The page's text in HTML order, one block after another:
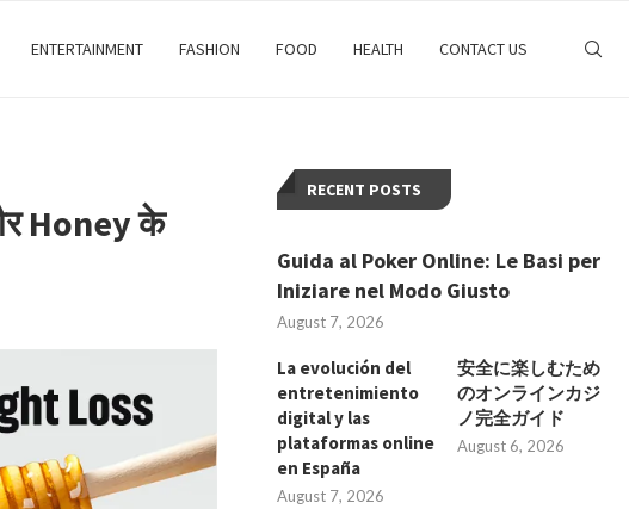
ENTERTAINMENT FASHION FOOD HEALTH CONTACT US
Honey के
RECENT POSTS
Guida al Poker Online: Le Basi per
Iniziare nel Modo Giusto
August 7, 2026
La evolución del
entretenimiento
digital y las
plataformas online
en España
August 7, 2026
安全に楽しむため
のオンラインカジ
ノ完全ガイド
August 6, 2026